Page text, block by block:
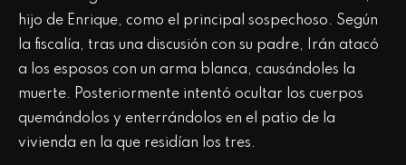
hijo de Enrique, como el principal sospechoso. Según
la fiscalía, tras una discusión con su padre, Irán atacó
a los esposos con un arma blanca, causándoles la
muerte. Posteriormente intentó ocultar los cuerpos
quemándolos y enterrándolos en el patio de la
vivienda en la que residían los tres.